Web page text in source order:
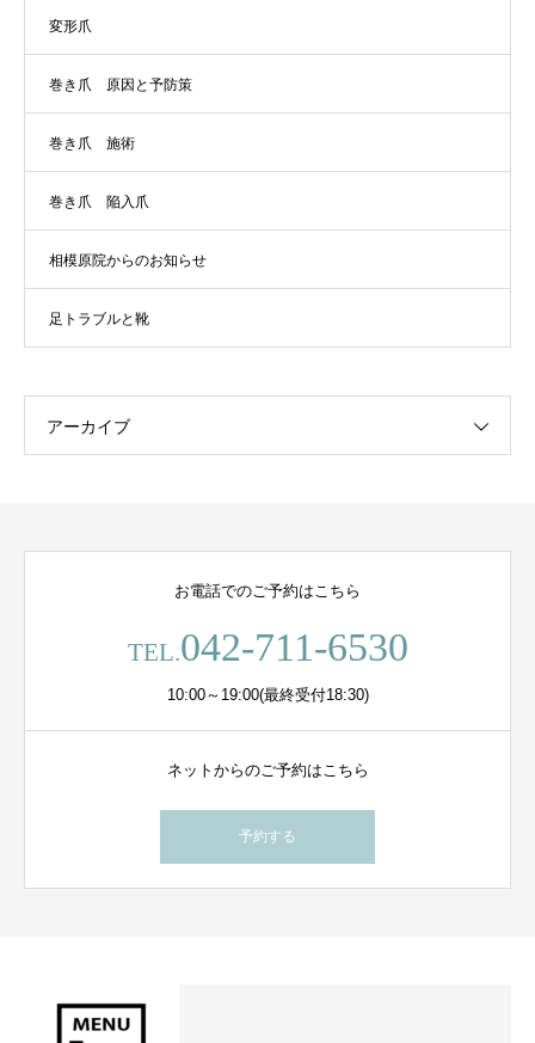
変形爪
巻き爪 原因と予防策
巻き爪 施術
巻き爪 陥入爪
相模原院からのお知らせ
足トラブルと靴
アーカイブ
お電話でのご予約はこちら
TEL.042-711-6530
10:00～19:00(最終受付18:30)
ネットからのご予約はこちら
予約する